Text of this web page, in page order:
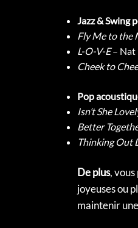
Jazz & Swing
Fly Me to the
L-O-V-E– Nat
Cheek to
Pop
Isn’t She
Better
Thinking Out
De plus,
joyeuses ou
maintenir